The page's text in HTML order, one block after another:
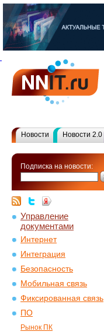
Новости Новости 2.0
Подписка на новости:
Управление
документами
Интернет
Интеграция
Безопасность
Мобильная связь
Фиксированная связь
ПО
Рынок ПК